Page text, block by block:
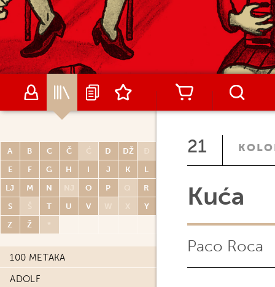
A B C Č Ć D DŽ
Đ
E
F G H I J K
L
LJ
M N NJ O P Q
R
S
Š T U V W X
Y
Z
Ž *
100 METAKA
ADOLF
21
Kuća
Paco Roca